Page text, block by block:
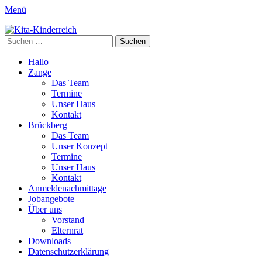
Menü
Kita-Kinderreich
Webseite der Kita Kinderreich
Suchen
nach:
Primäres
Menü
Zum
Inhalt
Hallo
Zange
Das Team
Termine
Unser Haus
Kontakt
Brückberg
Das Team
Unser Konzept
Termine
Unser Haus
Kontakt
Anmeldenachmittage
Jobangebote
Über uns
Vorstand
Elternrat
Downloads
Datenschutzerklärung